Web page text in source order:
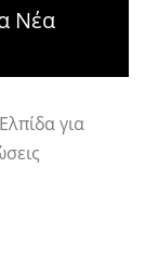
Νέα
για